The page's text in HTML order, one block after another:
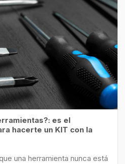
es el
hacerte un KIT con la
una herramienta nunca está